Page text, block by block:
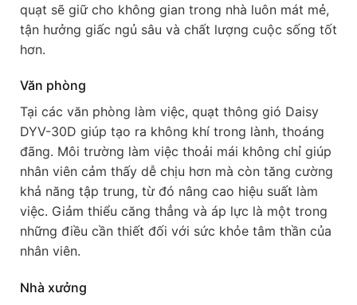
quạt sẽ giữ cho không gian trong nhà luôn mát mẻ,
tận hưởng giấc ngủ sâu và chất lượng cuộc sống tốt
hơn.
Văn phòng
Tại các văn phòng làm việc, quạt thông gió Daisy
DYV-30D giúp tạo ra không khí trong lành, thoáng
đãng. Môi trường làm việc thoải mái không chỉ giúp
nhân viên cảm thấy dễ chịu hơn mà còn tăng cường
khả năng tập trung, từ đó nâng cao hiệu suất làm
việc. Giảm thiểu căng thẳng và áp lực là một trong
những điều cần thiết đối với sức khỏe tâm thần của
nhân viên.
Nhà xưởng